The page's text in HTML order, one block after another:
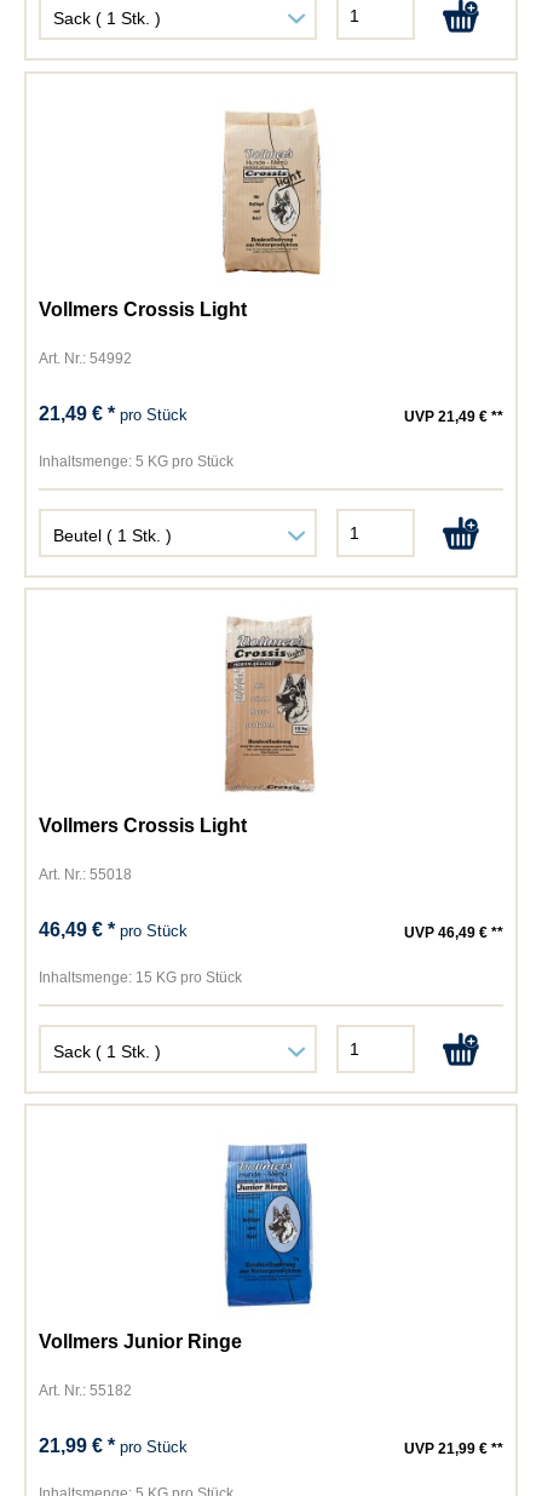
Vollmers Crossis Light
Art. Nr.: 54992
21,49 € *pro Stück UVP 21,49 € **
Inhaltsmenge: 5 KG pro Stück
Vollmers Crossis Light
Art. Nr.: 55018
46,49 € *pro Stück UVP 46,49 € **
Inhaltsmenge: 15 KG pro Stück
Vollmers Junior Ringe
Art. Nr.: 55182
21,99 € *pro Stück UVP 21,99 € **